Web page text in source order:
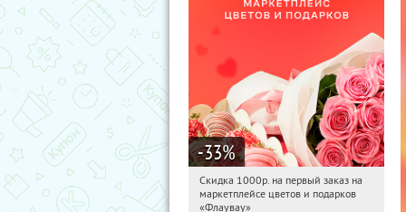
-33%
23:58:54 Получили:
Россия
Скидка 1000р. на первый заказ на
маркетплейсе цветов и подарков
«Флаувау»